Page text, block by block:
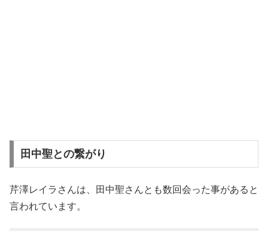
田中聖との繋がり
芹澤レイラさんは、田中聖さんとも数回会った事があると
言われています。